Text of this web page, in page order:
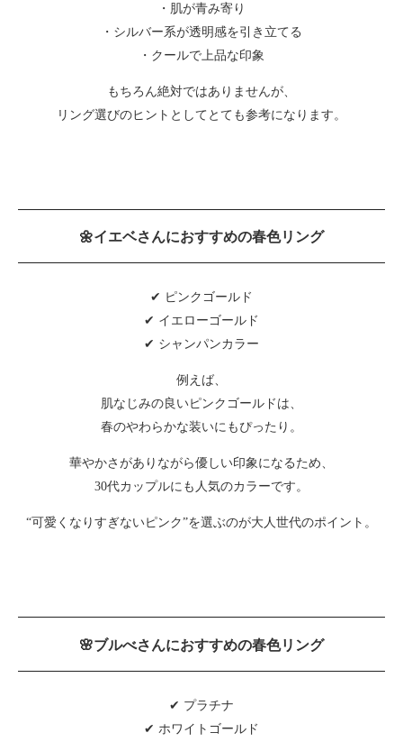
・肌が青み寄り
・シルバー系が透明感を引き立てる
・クールで上品な印象
もちろん絶対ではありませんが、
リング選びのヒントとしてとても参考になります。
🌼イエベさんにおすすめの春色リング
✔ ピンクゴールド
✔ イエローゴールド
✔ シャンパンカラー
例えば、
肌なじみの良いピンクゴールドは、
春のやわらかな装いにもぴったり。
華やかさがありながら優しい印象になるため、
30代カップルにも人気のカラーです。
“可愛くなりすぎないピンク”を選ぶのが大人世代のポイント。
🌸ブルべさんにおすすめの春色リング
✔ プラチナ
✔ ホワイトゴールド